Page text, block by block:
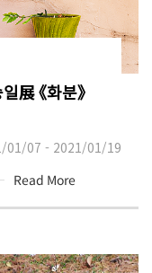
展 《화분》
01/07 - 2021/01/19
Read More